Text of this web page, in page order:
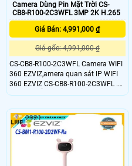
Camera Dùng Pin Mặt Trời CS-
CB8-R100-2C3WFL 3MP 2K H.265
Giá Bán: 4,991,000 ₫
Giá gốc: 4,991,000 ₫
CS-CB8-R100-2C3WFL Camera WIFI
360 EZVIZ,amera quan sát IP WIFI
360 EZVIZ CS-CB8-R100-2C3WFL .
đây có thể nói là dòng camera tiên
bạn có thể quan sát toàn cảnh 1
không gian phòng,cửa hàng,Camera
WiFi 2K - H.
2921